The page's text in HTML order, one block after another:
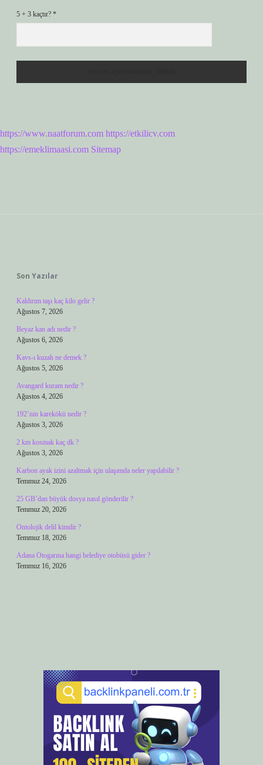
5 + 3 kaçtır? *
https://www.naatforum.com https://etkilicv.com
https://emeklimaasi.com Sitemap
Son Yazılar
Kaldırım taşı kaç kilo gelir ?
Ağustos 7, 2026
Beyaz kan adı nedir ?
Ağustos 6, 2026
Kavs-ı kuzah ne demek ?
Ağustos 5, 2026
Avangard kuram nedir ?
Ağustos 4, 2026
192’nin karekökü nedir ?
Ağustos 3, 2026
2 km kosmak kaç dk ?
Ağustos 3, 2026
Karbon ayak izini azaltmak için ulaşımda neler yapılabilir ?
Temmuz 24, 2026
25 GB’dan büyük dosya nasıl gönderilir ?
Temmuz 20, 2026
Ontolojik delil kimdir ?
Temmuz 18, 2026
Adana Otogarına hangi belediye otobüsü gider ?
Temmuz 16, 2026